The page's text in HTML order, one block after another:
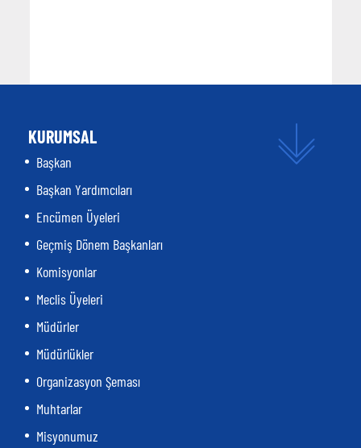
KURUMSAL
Başkan
Başkan Yardımcıları
Encümen Üyeleri
Geçmiş Dönem Başkanları
Komisyonlar
Meclis Üyeleri
Müdürler
Müdürlükler
Organizasyon Şeması
Muhtarlar
Misyonumuz